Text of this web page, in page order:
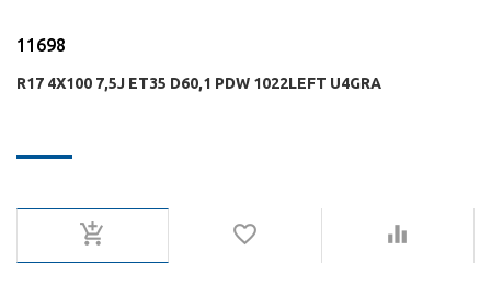
11698
R17 4X100 7,5J ET35 D60,1 PDW 1022LEFT U4GRA